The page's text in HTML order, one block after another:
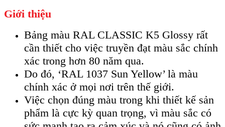
Giới thiệu
Bảng màu RAL CLASSIC K5 Glossy rất
cần thiết cho việc truyền đạt màu sắc chính
xác trong hơn 80 năm qua.
Do đó, ‘RAL 1037 Sun Yellow’ là màu
chính xác ở mọi nơi trên thế giới.
Việc chọn đúng màu trong khi thiết kế sản
phẩm là cực kỳ quan trọng, vì màu sắc có